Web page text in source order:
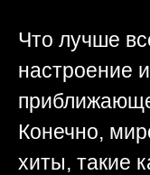
Что лучше
настроение
Конечно,
хиты, такие